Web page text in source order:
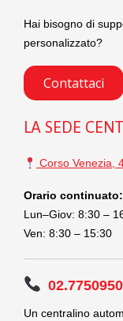
Hai bisogno di
personalizzato?
Contattaci
LA SEDE
Corso Venezia,
Orario continuato:
Lun–Giov: 8:30 –
Ven: 8:30 – 15:30
02.7750950
Un centralino